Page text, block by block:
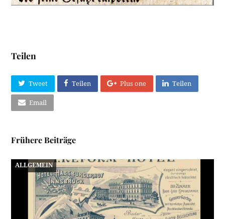
Teilen
Tweet Teilen Plus one Teilen
Email
Frühere Beiträge
ALLGEMEIN